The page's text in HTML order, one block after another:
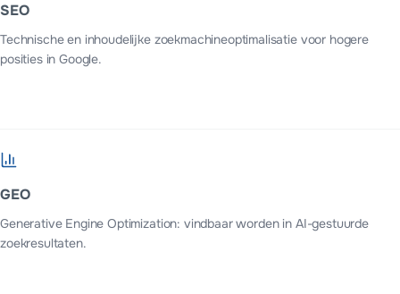
SEO
Technische en inhoudelijke zoekmachineoptimalisatie voor hogere
posities in Google.
GEO
Generative Engine Optimization: vindbaar worden in AI-gestuurde
zoekresultaten.